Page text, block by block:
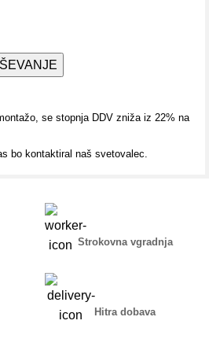
se stopnja DDV zniža iz 22% na
bo kontaktiral naš svetovalec.
Strokovna vgradnja
Hitra dobava